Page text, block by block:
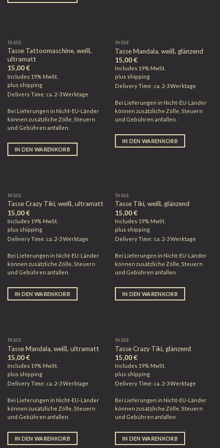
TASSE
Tasse Tattoomaschine, weiß,
ultramatt
15,00€
Includes 19% MwSt.
plus shipping
Delivery Time: ca. 2-3 Werktage
Bei Lieferungen in Nicht-EU-Länder
können zusätzliche Zölle, Steuern
und Gebühren anfallen.
IN DEN WARENKORB
TASSE
Tasse Mandala, weiß, glänzend
15,00€
Includes 19% MwSt.
plus shipping
Delivery Time: ca. 2-3 Werktage
Bei Lieferungen in Nicht-EU-Länder
können zusätzliche Zölle, Steuern
und Gebühren anfallen.
IN DEN WARENKORB
TASSE
Tasse Crazy Tiki, weiß, ultramatt
15,00€
Includes 19% MwSt.
plus shipping
Delivery Time: ca. 2-3 Werktage
Bei Lieferungen in Nicht-EU-Länder
können zusätzliche Zölle, Steuern
und Gebühren anfallen.
IN DEN WARENKORB
TASSE
Tasse Tiki, weiß, glänzend
15,00€
Includes 19% MwSt.
plus shipping
Delivery Time: ca. 2-3 Werktage
Bei Lieferungen in Nicht-EU-Länder
können zusätzliche Zölle, Steuern
und Gebühren anfallen.
IN DEN WARENKORB
TASSE
Tasse Mandala, weiß, ultramatt
15,00€
Includes 19% MwSt.
plus shipping
Delivery Time: ca. 2-3 Werktage
Bei Lieferungen in Nicht-EU-Länder
können zusätzliche Zölle, Steuern
und Gebühren anfallen.
IN DEN WARENKORB
TASSE
Tasse Crazy Tiki, glänzend
15,00€
Includes 19% MwSt.
plus shipping
Delivery Time: ca. 2-3 Werktage
Bei Lieferungen in Nicht-EU-Länder
können zusätzliche Zölle, Steuern
und Gebühren anfallen.
IN DEN WARENKORB